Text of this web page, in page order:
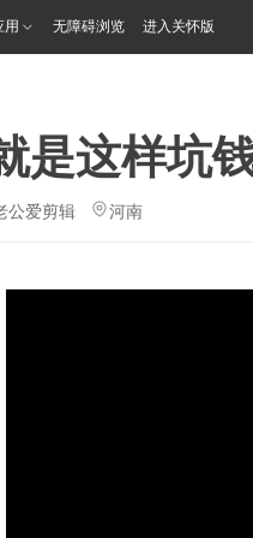
用 无障碍浏览 进入关怀版
是这样坑
公爱剪辑 河南